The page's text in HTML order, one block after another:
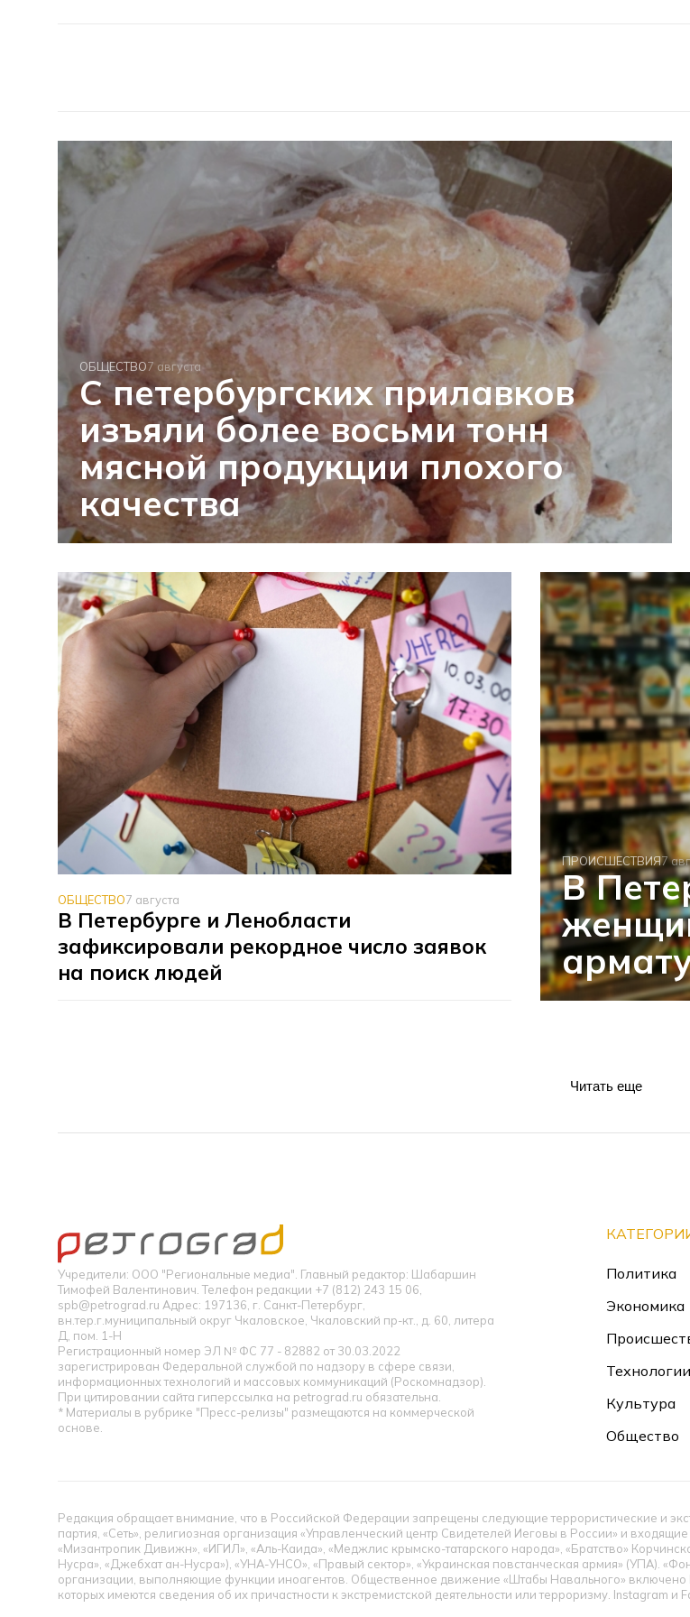
ОБЩЕСТВО7 августа
С петербургских прилавков
изъяли более восьми тонн
мясной продукции плохого
качества
ОБЩЕСТВО7 августа
В Петербурге и Ленобласти
зафиксировали рекордное число заявок
на поиск людей
ПРОИСШЕСТВИЯ7
В
Читать еще
Учредители: ООО "Региональные медиа". Главный редактор: Шабаршин
Тимофей Валентинович. Телефон редакции +7 (812) 243 15 06,
spb@petrograd.ru Адрес: 197136, г. Санкт-Петербург,
вн.тер.г.муниципальный округ Чкаловское, Чкаловский пр-кт., д. 60, литера
Д, пом. 1-Н
Регистрационный номер ЭЛ № ФС 77 - 82882 от 30.03.2022
зарегистрирован Федеральной службой по надзору в сфере связи,
информационных технологий и массовых коммуникаций (Роскомнадзор).
При цитировании сайта гиперссылка на petrograd.ru обязательна.
* Материалы в рубрике "Пресс-релизы" размещаются на коммерческой
основе.
Политика
Экономика
Технологии
Культура
Общество
Редакция обращает внимание, что в Российской Федерации запрещены следующие террористические и
партия, «Сеть», религиозная организация «Управленческий центр Свидетелей Иеговы в России» и
«Мизантропик Дивижн», «ИГИЛ», «Аль-Каида», «Меджлис крымско-татарского народа», «Братство»
Нусра», «Джебхат ан-Нусра»), «УНА-УНСО», «Правый сектор», «Украинская повстанческая армия» (УПА).
организации, выполняющие функции иноагентов. Общественное движение «Штабы Навального»
которых имеются сведения об их причастности к экстремистской деятельности или терроризму. Instagram